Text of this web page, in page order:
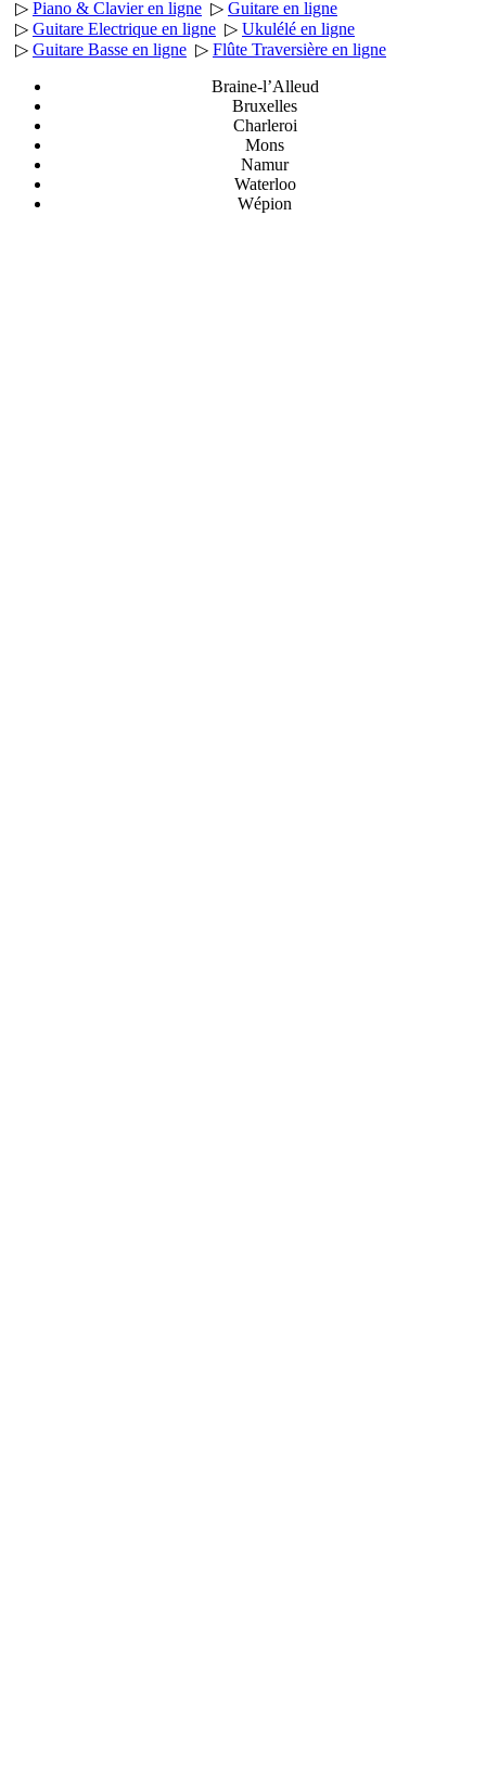
▷ Piano & Clavier en ligne ▷ Guitare en ligne
▷ Guitare Electrique en ligne ▷ Ukulélé en ligne
▷ Guitare Basse en ligne ▷ Flûte Traversière en ligne
Braine-l’Alleud
Bruxelles
Charleroi
Mons
Namur
Waterloo
Wépion